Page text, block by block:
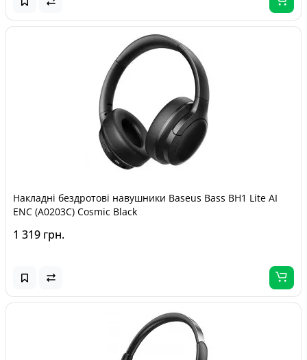
Накладні бездротові навушники Baseus Bass BH1 Lite AI
ENC (A0203C) Cosmic Black
1 319 грн.